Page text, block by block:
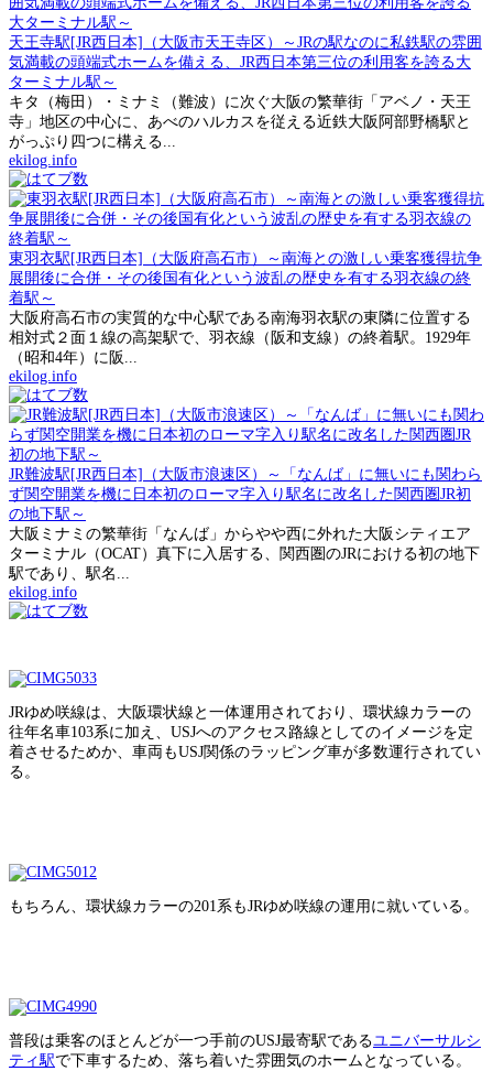
天王寺駅[JR西日本]（大阪市天王寺区）～JRの駅なのに私鉄駅の雰囲
気満載の頭端式ホームを備える、JR西日本第三位の利用客を誇る大
ターミナル駅～
キタ（梅田）・ミナミ（難波）に次ぐ大阪の繁華街「アベノ・天王
寺」地区の中心に、あべのハルカスを従える近鉄大阪阿部野橋駅と
がっぷり四つに構える...
ekilog.info
東羽衣駅[JR西日本]（大阪府高石市）～南海との激しい乗客獲得抗争
展開後に合併・その後国有化という波乱の歴史を有する羽衣線の終
着駅～
大阪府高石市の実質的な中心駅である南海羽衣駅の東隣に位置する
相対式２面１線の高架駅で、羽衣線（阪和支線）の終着駅。1929年
（昭和4年）に阪...
ekilog.info
JR難波駅[JR西日本]（大阪市浪速区）～「なんば」に無いにも関わら
ず関空開業を機に日本初のローマ字入り駅名に改名した関西圏JR初
の地下駅～
大阪ミナミの繁華街「なんば」からやや西に外れた大阪シティエア
ターミナル（OCAT）真下に入居する、関西圏のJRにおける初の地下
駅であり、駅名...
ekilog.info
JRゆめ咲線は、大阪環状線と一体運用されており、環状線カラーの
往年名車103系に加え、USJへのアクセス路線としてのイメージを定
着させるためか、車両もUSJ関係のラッピング車が多数運行されてい
る。
もちろん、環状線カラーの201系もJRゆめ咲線の運用に就いている。
普段は乗客のほとんどが一つ手前のUSJ最寄駅であるユニバーサルシ
ティ駅で下車するため、落ち着いた雰囲気のホームとなっている。